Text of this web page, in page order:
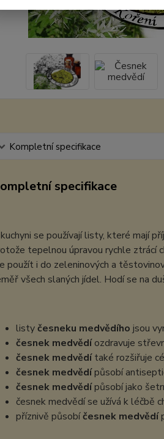
Kompletní specifikace
specifikace
se používají listy, které mají
tepelnou úpravou rychle ztrácí
použít i do zeleninových a
všech slaných jídel. Hodí se na
listyčesneku medvědího jsou
česnek medvědíozdravuje
česnek medvědítaké rozšiřuje
česnek medvědípůsobí
česnek medvědípůsobí jako
česnek medvědí se užívá k léčbě
příznivě působíčesnek medvědí